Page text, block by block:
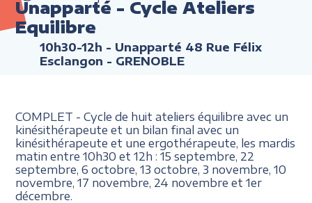
Unapparté - Cycle Ateliers
Equilibre
10h30-12h - Unapparté 48 Rue Félix
Esclangon - GRENOBLE
COMPLET - Cycle de huit ateliers équilibre avec un
kinésithérapeute et un bilan final avec un
kinésithérapeute et une ergothérapeute, les mardis
matin entre 10h30 et 12h : 15 septembre, 22
septembre, 6 octobre, 13 octobre, 3 novembre, 10
novembre, 17 novembre, 24 novembre et 1er
décembre.